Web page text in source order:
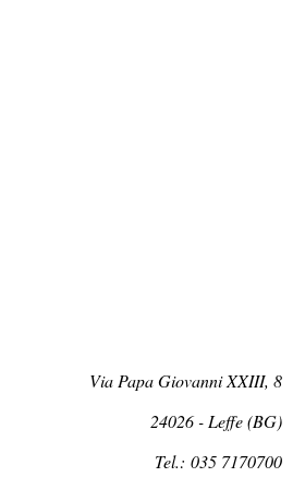
Via Papa Giovanni XXIII, 8
24026 - Leffe (BG)
Tel.: 035 7170700